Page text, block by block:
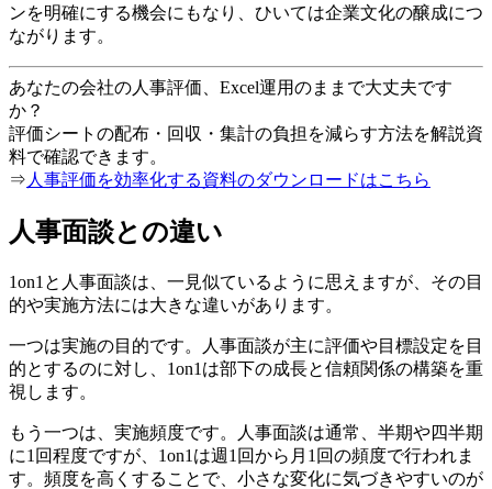
ンを明確にする機会にもなり、ひいては企業文化の醸成につ
ながります。
あなたの会社の人事評価、Excel運用のままで大丈夫です
か？
評価シートの配布・回収・集計の負担を減らす方法を解説資
料で確認できます。
⇒ 人事評価を効率化する資料のダウンロードはこちら
人事面談との違い
1on1と人事面談は、一見似ているように思えますが、その目
的や実施方法には大きな違いがあります。
一つは実施の目的です。人事面談が主に評価や目標設定を目
的とするのに対し、1on1は部下の成長と信頼関係の構築を重
視します。
もう一つは、実施頻度です。人事面談は通常、半期や四半期
に1回程度ですが、1on1は週1回から月1回の頻度で行われま
す。頻度を高くすることで、小さな変化に気づきやすいのが